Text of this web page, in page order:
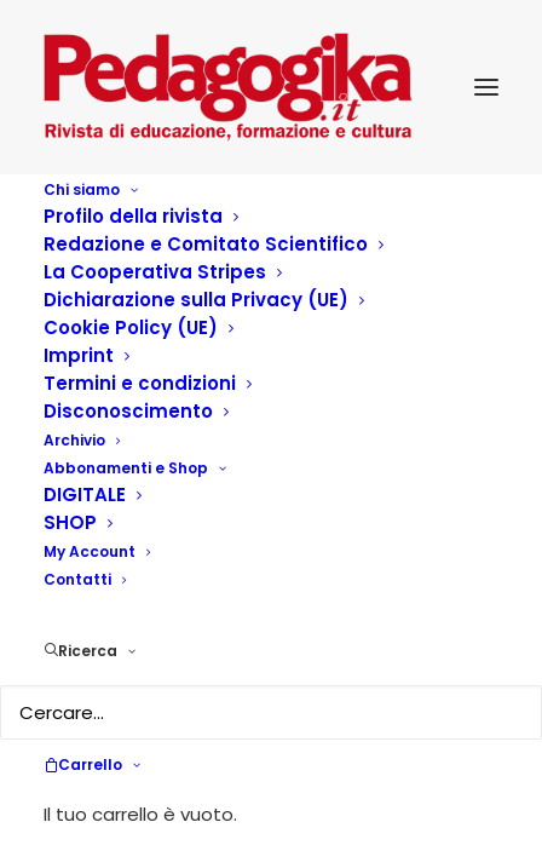
Chi siamo
Profilo della rivista
Redazione e Comitato Scientifico
La Cooperativa Stripes
Dichiarazione sulla Privacy (UE)
Cookie Policy (UE)
Imprint
Termini e condizioni
Disconoscimento
Archivio
Abbonamenti e Shop
DIGITALE
SHOP
My Account
Contatti
Ricerca
Carrello
Il tuo carrello è vuoto.
Il pianeta latente
(Cosimo Accoto)
19 SETTEMBRE 2025